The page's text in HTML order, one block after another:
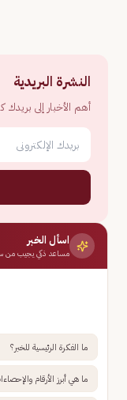
النشرة البريدية
أهم الأخبار إلى
اسأل الخبر
مساعد ذكي يجيب من
ما الفكرة الرئيسية للخبر؟
ما هي أبرز الأرقام